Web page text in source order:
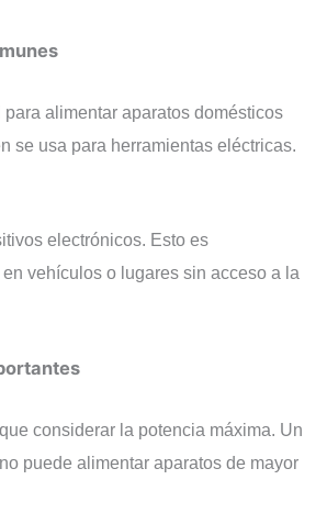
para alimentar aparatos domésticos
se usa para herramientas eléctricas.
electrónicos. Esto es
vehículos o lugares sin acceso a la
considerar la potencia máxima. Un
puede alimentar aparatos de mayor